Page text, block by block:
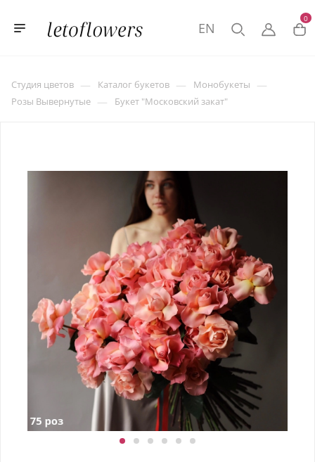
0
EN
Студия цветов — Каталог букетов — Монобукеты —
Розы Вывернутые — Букет "Московский закат"